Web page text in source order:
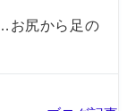
お尻から足の